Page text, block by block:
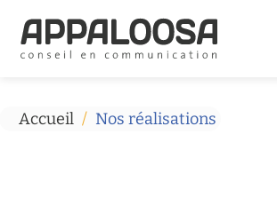
Accueil / Nos réalisations